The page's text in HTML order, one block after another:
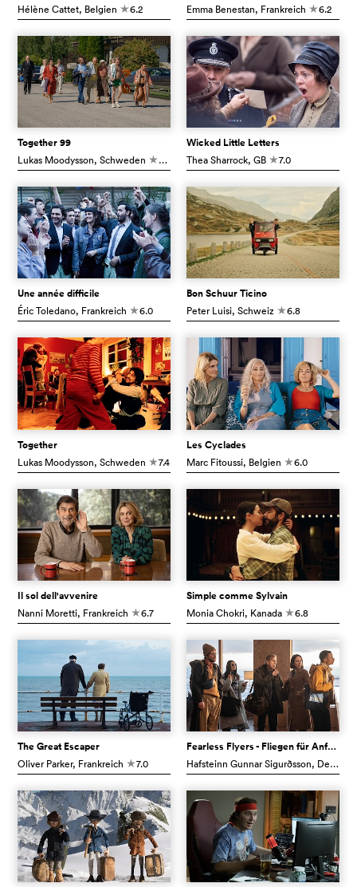
Hélène Cattet, Belgien c6.2 Emma Benestan, Frankreich c6.2
Together 99
Lukas Moodysson, Schweden c5.9
Wicked Little Letters
Thea Sharrock, GB c7.0
Une année difficile
Éric Toledano, Frankreich c6.0
Bon Schuur Ticino
Peter Luisi, Schweiz c6.8
Together
Lukas Moodysson, Schweden c7.4
Les Cyclades
Marc Fitoussi, Belgien c6.0
Il sol dell'avvenire
Nanni Moretti, Frankreich c6.7
Simple comme Sylvain
Monia Chokri, Kanada c6.8
The Great Escaper
Oliver Parker, Frankreich c7.0
Fearless Flyers - Fliegen für Anfänger
Hafsteinn Gunnar Sigurðsson, Deutschland